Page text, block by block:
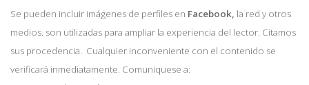
Se pueden incluir imágenes de perfiles en Facebook, la red y otros
medios. son utilizadas para ampliar la experiencia del lector. Citamos
sus procedencia. Cualquier inconveniente con el contenido se
verificará inmediatamente. Comuniquese a: